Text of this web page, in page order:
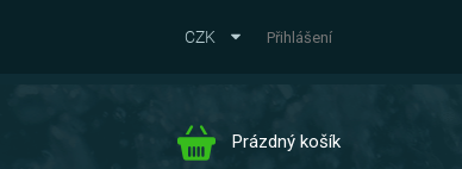
CZK Přihlášení
Nákupní
Prázdný košík